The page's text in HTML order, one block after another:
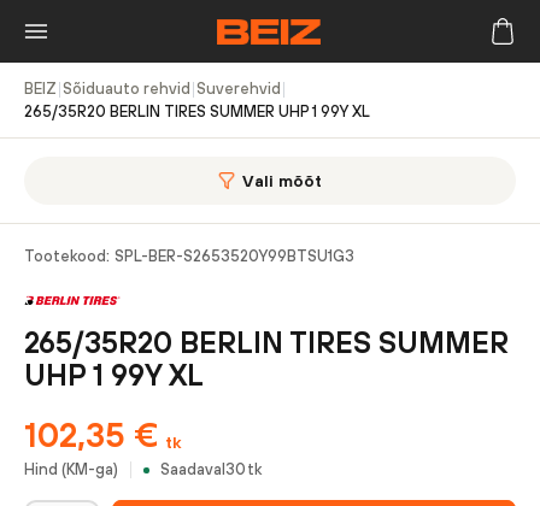
BEIZ Sõiduauto rehvid Suverehvid
265/35R20 BERLIN TIRES SUMMER UHP 1 99Y XL
Vali mõõt
Tootekood: SPL-BER-S2653520Y99BTSU1G3
265/35R20 BERLIN TIRES SUMMER
UHP 1 99Y XL
102,35 € tk
Hind (KM-ga) Saadaval 30 tk